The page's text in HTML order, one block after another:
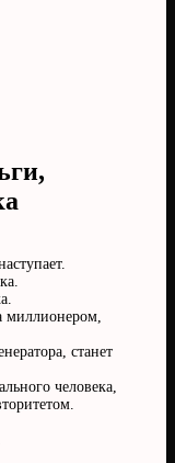
миллионером,
станет
человека,